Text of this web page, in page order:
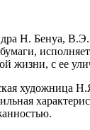
Н. Бенуа,
жизни, с ее